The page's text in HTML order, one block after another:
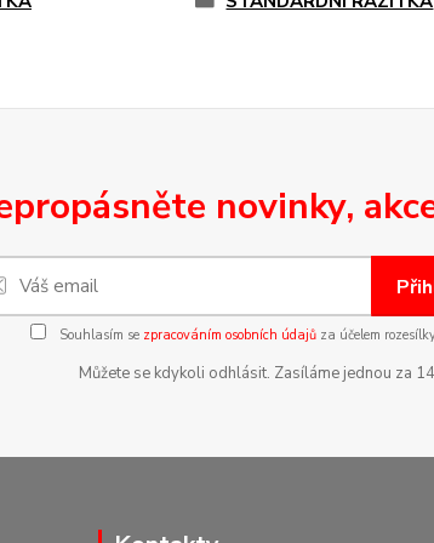
novinky,
Souhlasím se zpracováním osobních údajůza účelem
Můžete se kdykoli odhlásit. Zasíláme jednou za